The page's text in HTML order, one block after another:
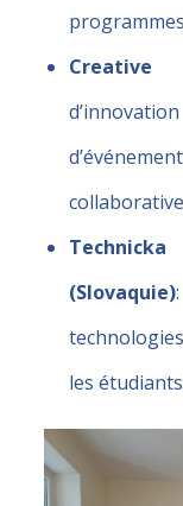
Creative
(Slovaquie)
les